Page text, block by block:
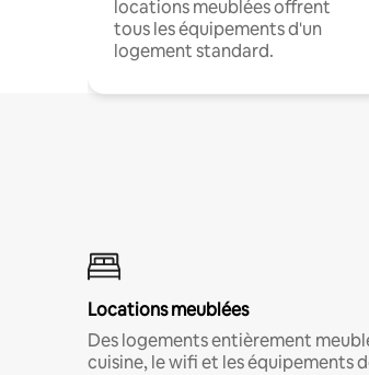
locations meublées offrent
tous les équipements d'un
logement standard.
Locations meublées
Des logements entièrement
cuisine, le wifi et les équipements